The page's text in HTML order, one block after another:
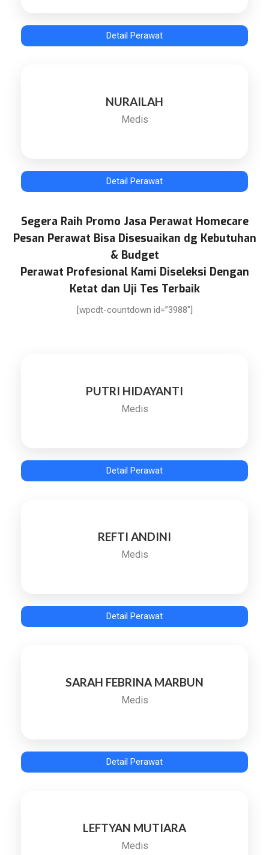
Detail Perawat
NURAILAH
Medis
Detail Perawat
Segera Raih Promo Jasa Perawat Homecare
Pesan Perawat Bisa Disesuaikan dg Kebutuhan
& Budget
Perawat Profesional Kami Diseleksi Dengan
Ketat dan Uji Tes Terbaik
[wpcdt-countdown id=”3988″]
PUTRI HIDAYANTI
Medis
Detail Perawat
REFTI ANDINI
Medis
Detail Perawat
SARAH FEBRINA MARBUN
Medis
Detail Perawat
LEFTYAN MUTIARA
Medis